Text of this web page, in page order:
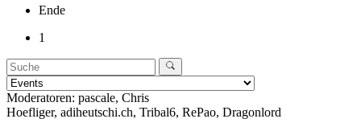
Ende
1
Moderatoren: pascale, Chris
Hoefliger, adiheutschi.ch, Tribal6, RePao, Dragonlord